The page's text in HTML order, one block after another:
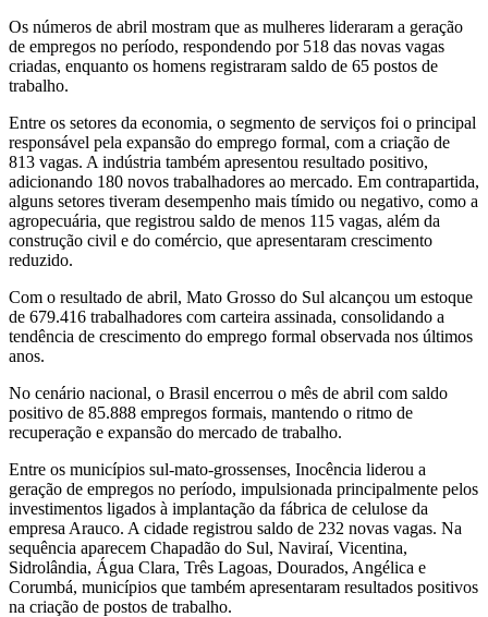
Os números de abril mostram que as mulheres lideraram a geração
de empregos no período, respondendo por 518 das novas vagas
criadas, enquanto os homens registraram saldo de 65 postos de
trabalho.
Entre os setores da economia, o segmento de serviços foi o principal
responsável pela expansão do emprego formal, com a criação de
813 vagas. A indústria também apresentou resultado positivo,
adicionando 180 novos trabalhadores ao mercado. Em contrapartida,
alguns setores tiveram desempenho mais tímido ou negativo, como a
agropecuária, que registrou saldo de menos 115 vagas, além da
construção civil e do comércio, que apresentaram crescimento
reduzido.
Com o resultado de abril, Mato Grosso do Sul alcançou um estoque
de 679.416 trabalhadores com carteira assinada, consolidando a
tendência de crescimento do emprego formal observada nos últimos
anos.
No cenário nacional, o Brasil encerrou o mês de abril com saldo
positivo de 85.888 empregos formais, mantendo o ritmo de
recuperação e expansão do mercado de trabalho.
Entre os municípios sul-mato-grossenses, Inocência liderou a
geração de empregos no período, impulsionada principalmente pelos
investimentos ligados à implantação da fábrica de celulose da
empresa Arauco. A cidade registrou saldo de 232 novas vagas. Na
sequência aparecem Chapadão do Sul, Naviraí, Vicentina,
Sidrolândia, Água Clara, Três Lagoas, Dourados, Angélica e
Corumbá, municípios que também apresentaram resultados positivos
na criação de postos de trabalho.